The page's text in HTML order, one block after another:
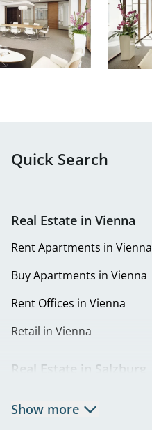
Quick Search
Real Estate in Vienna
Rent Apartments in Vienna
Buy Apartments in Vienna
Rent Offices in Vienna
Retail in Vienna
Real Estate in Salzburg
Show more